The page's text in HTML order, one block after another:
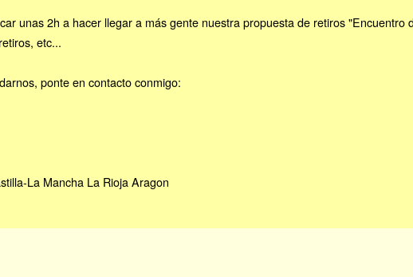
unas 2h a hacer llegar a más gente nuestra propuesta de retiros
etc...
ponte en contacto conmigo:
La Mancha La Rioja Aragon